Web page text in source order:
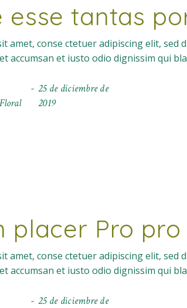
esse tantas
amet, conse ctetuer adipiscing elit, sed
accumsan et iusto odio dignissim qui
25 de diciembre de
2019
placer Pro
amet, conse ctetuer adipiscing elit, sed
accumsan et iusto odio dignissim qui
25 de diciembre de